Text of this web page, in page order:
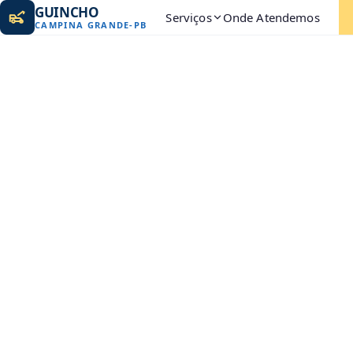
GUINCHO
CAMPINA GRANDE- PB Serviços Onde Atendemos